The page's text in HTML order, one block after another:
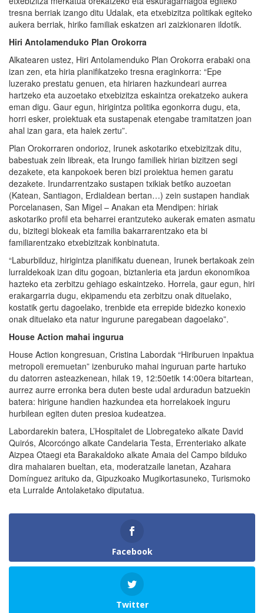
tresna berriak izango ditu Udalak, eta etxebizitza politikak egiteko
aukera berriak, hiriko familiak eskatzen ari zaizkionaren ildotik.
Hiri Antolamenduko Plan Orokorra
Alkatearen ustez, Hiri Antolamenduko Plan Orokorra erabaki ona
izan zen, eta hiria planifikatzeko tresna eraginkorra: “Epe
luzerako prestatu genuen, eta hiriaren hazkundeari aurrea
hartzeko eta auzoetako etxebizitza eskaintza orekatzeko aukera
eman digu. Gaur egun, hirigintza politika egonkorra dugu, eta,
horri esker, proiektuak eta sustapenak etengabe tramitatzen joan
ahal izan gara, eta haiek zertu”.
Plan Orokorraren ondorioz, Irunek askotariko etxebizitzak ditu,
babestuak zein libreak, eta Irungo familiek hirian bizitzen segi
dezakete, eta kanpokoek beren bizi proiektua hemen garatu
dezakete. Irundarrentzako sustapen txikiak betiko auzoetan
(Katean, Santiagon, Erdialdean bertan…) zein sustapen handiak
Porcelanasen, San Migel – Anakan eta Mendipen: hiriak
askotariko profil eta beharrei erantzuteko aukerak ematen asmatu
du, bizitegi blokeak eta familia bakarrarentzako eta bi
familiarentzako etxebizitzak konbinatuta.
“Laburbilduz, hirigintza planifikatu duenean, Irunek bertakoak zein
lurraldekoak izan ditu gogoan, biztanleria eta jardun ekonomikoa
hazteko eta zerbitzu gehiago eskaintzeko. Horrela, gaur egun, hiri
erakargarria dugu, ekipamendu eta zerbitzu onak dituelako,
kostatik gertu dagoelako, trenbide eta errepide bidezko konexio
onak dituelako eta natur ingurune paregabean dagoelako”.
House Action mahai ingurua
House Action kongresuan, Cristina Labordak “Hiriburuen inpaktua
metropoli eremuetan” izenburuko mahai inguruan parte hartuko
du datorren asteazkenean, hilak 19, 12:50etik 14:00era bitartean,
aurrez aurre erronka bera duten beste udal arduradun batzuekin
batera: hirigune handien hazkundea eta horrelakoek inguru
hurbilean egiten duten presioa kudeatzea.
Labordarekin batera, L’Hospitalet de Llobregateko alkate David
Quirós, Alcorcóngo alkate Candelaria Testa, Errenteriako alkate
Aizpea Otaegi eta Barakaldoko alkate Amaia del Campo bilduko
dira mahaiaren bueltan, eta, moderatzaile lanetan, Azahara
Domínguez arituko da, Gipuzkoako Mugikortasuneko, Turismoko
eta Lurralde Antolaketako diputatua.
Facebook
Twitter